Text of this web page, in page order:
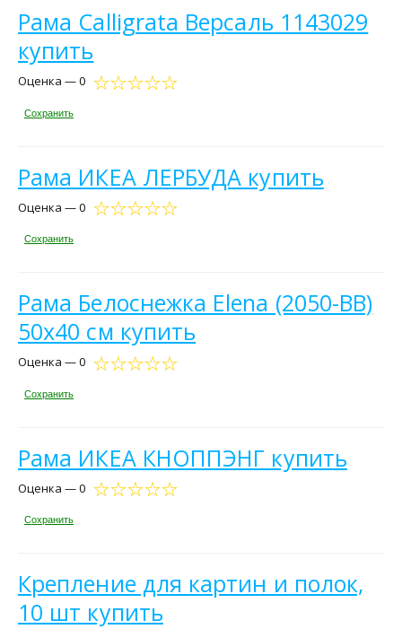
Рама Calligrata Версаль 1143029
купить
Оценка — 0
Сохранить
Рама ИКЕА ЛЕРБУДА купить
Оценка — 0
Сохранить
Рама Белоснежка Elena (2050-BB)
50x40 см купить
Оценка — 0
Сохранить
Рама ИКЕА КНОППЭНГ купить
Оценка — 0
Сохранить
Крепление для картин и полок,
10 шт купить